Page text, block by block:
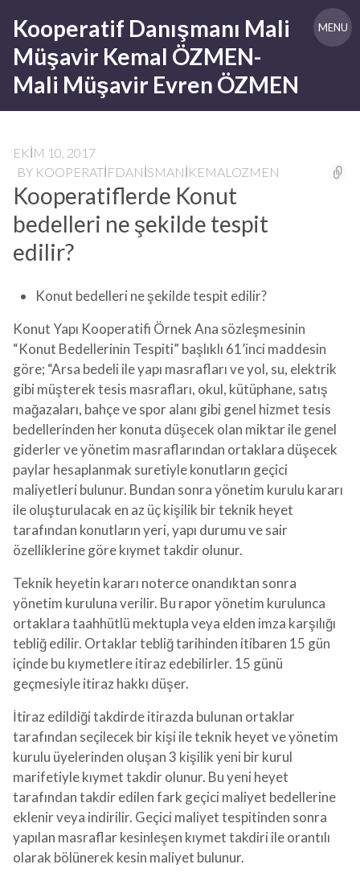
content
Kooperatif Danışmanı Mali
Müşavir Kemal ÖZMEN-
Mali Müşavir Evren ÖZMEN
MENU
EKIM 10, 2017
BY KOOPERATIFDANISMANIKEMALOZMEN
Kooperatiflerde Konut
bedelleri ne şekilde tespit
edilir?
Konut bedelleri ne şekilde tespit edilir?
Konut Yapı Kooperatifi Örnek Ana sözleşmesinin
“Konut Bedellerinin Tespiti” başlıklı 61’inci maddesin
göre; “Arsa bedeli ile yapı masrafları ve yol, su, elektrik
gibi müşterek tesis masrafları, okul, kütüphane, satış
mağazaları, bahçe ve spor alanı gibi genel hizmet tesis
bedellerinden her konuta düşecek olan miktar ile genel
giderler ve yönetim masraflarından ortaklara düşecek
paylar hesaplanmak suretiyle konutların geçici
maliyetleri bulunur. Bundan sonra yönetim kurulu kararı
ile oluşturulacak en az üç kişilik bir teknik heyet
tarafından konutların yeri, yapı durumu ve sair
özelliklerine göre kıymet takdir olunur.
Teknik heyetin kararı noterce onandıktan sonra
yönetim kuruluna verilir. Bu rapor yönetim kurulunca
ortaklara taahhütlü mektupla veya elden imza karşılığı
tebliğ edilir. Ortaklar tebliğ tarihinden itibaren 15 gün
içinde bu kıymetlere itiraz edebilirler. 15 günü
geçmesiyle itiraz hakkı düşer.
İtiraz edildiği takdirde itirazda bulunan ortaklar
tarafından seçilecek bir kişi ile teknik heyet ve yönetim
kurulu üyelerinden oluşan 3 kişilik yeni bir kurul
marifetiyle kıymet takdir olunur. Bu yeni heyet
tarafından takdir edilen fark geçici maliyet bedellerine
eklenir veya indirilir. Geçici maliyet tespitinden sonra
yapılan masraflar kesinleşen kıymet takdiri ile orantılı
olarak bölünerek kesin maliyet bulunur.